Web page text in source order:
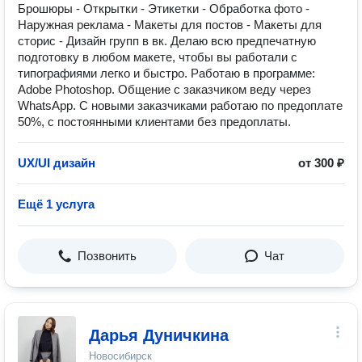
Брошюры - Открытки - Этикетки - Обработка фото -
Наружная реклама - Макеты для постов - Макеты для
сторис - Дизайн групп в вк. Делаю всю предпечатную
подготовку в любом макете, чтобы вы работали с
типографиями легко и быстро. Работаю в программе:
Adobe Photoshop. Общение с заказчиком веду через
WhatsApp. С новыми заказчиками работаю по предоплате
50%, с постоянными клиентами без предоплаты.
UX/UI дизайн от 300 ₽
Ещё 1 услуга
Позвонить Чат
Дарья Дуничкина
Новосибирск